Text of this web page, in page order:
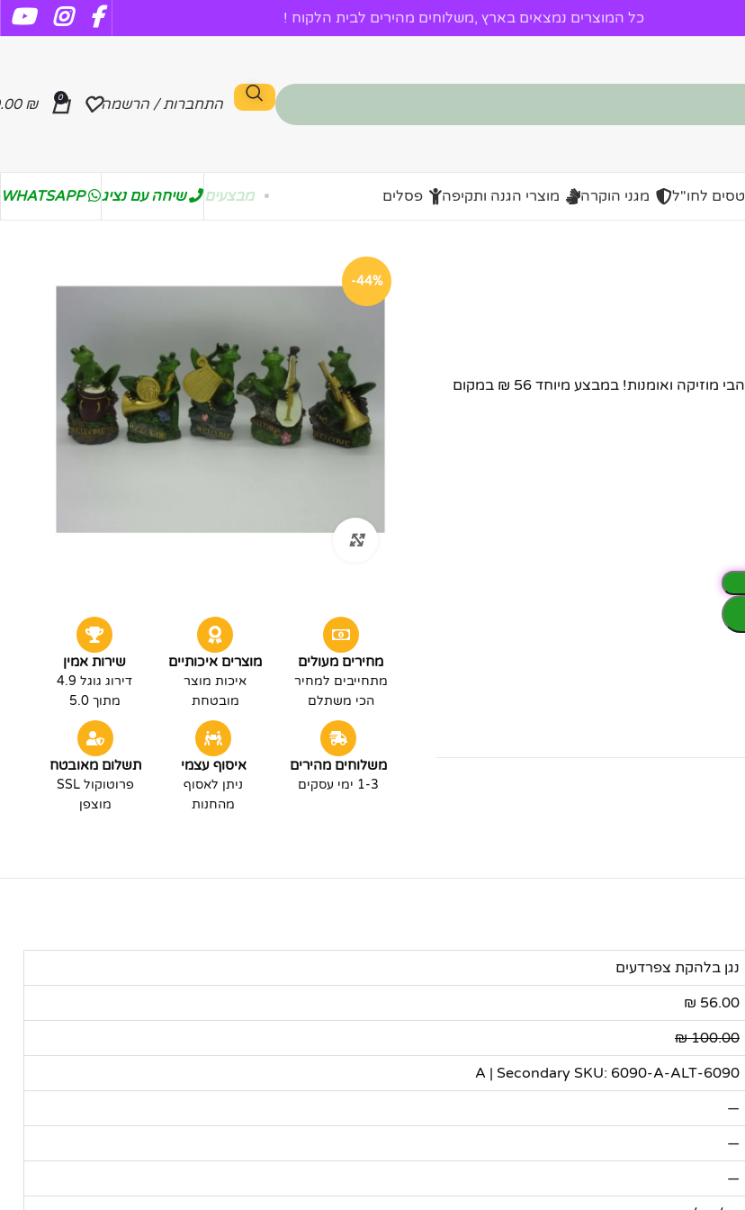
כל המוצרים נמצאים בארץ ,משלוחים מהירים לבית הלקוח !
התחברות / הרשמה 0
₪
טסים לחו"ל מגני הוקרה מוצרי הגנה ותקיפה פסלים מבצעים שיחה עם נציג WHATSAPP
-44%
מחירים מעולים
מתחייבים למחיר
הכי משתלם
מוצרים איכותיים
איכות מוצר
מובטחת
שירות אמין
דירוג גוגל 4.9
מתוך 5.0
משלוחים מהירים
1-3 ימי עסקים
איסוף עצמי
ניתן לאסוף
מהחנות
תשלום מאובטח
פרוטוקול SSL
מוצפן
נגן בלהקת צפרדעים – פסל דקורטיבי מעוצב ומרשים. מתנה מושלמת לאוהבי מוזיקה ואומנות! במבצע מיוחד 56 ₪ במקום
נגן בלהקת צפרדעים
56.00 ₪
100.00 ₪
6090-A | Secondary SKU: 6090-A-ALT
—
—
—